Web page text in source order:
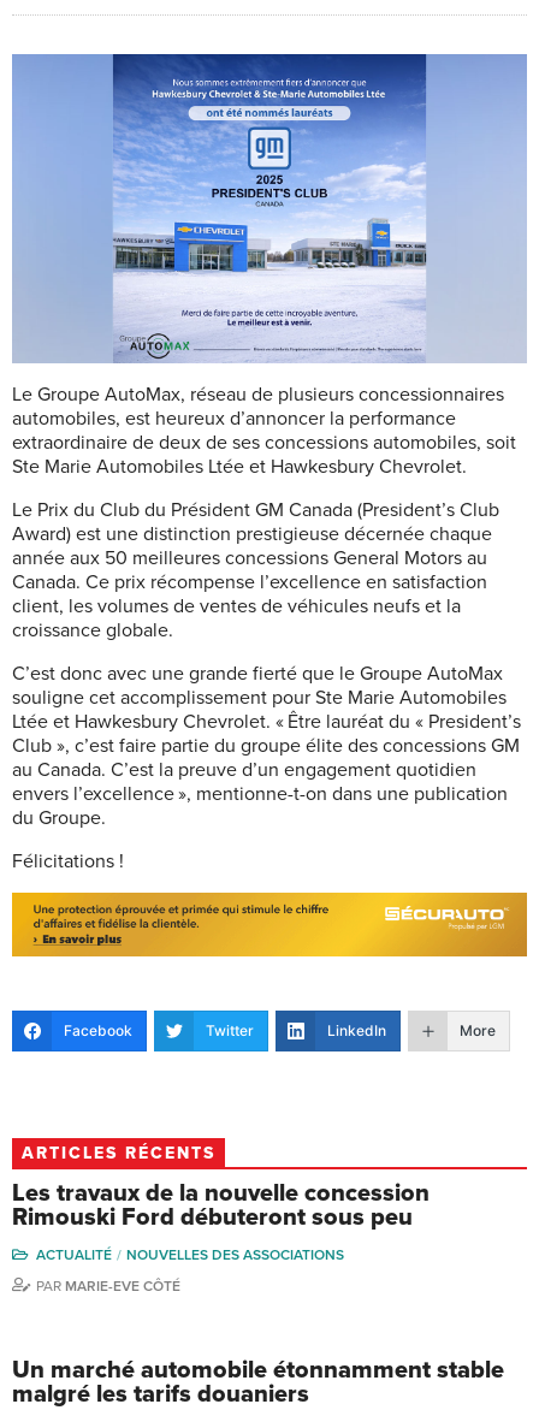
Le Groupe AutoMax, réseau de plusieurs concessionnaires
automobiles, est heureux d’annoncer la performance
extraordinaire de deux de ses concessions automobiles, soit
Ste Marie Automobiles Ltée et Hawkesbury Chevrolet.
Le Prix du Club du Président GM Canada (President’s Club
Award) est une distinction prestigieuse décernée chaque
année aux 50 meilleures concessions General Motors au
Canada. Ce prix récompense l’excellence en satisfaction
client, les volumes de ventes de véhicules neufs et la
croissance globale.
C’est donc avec une grande fierté que le Groupe AutoMax
souligne cet accomplissement pour Ste Marie Automobiles
Ltée et Hawkesbury Chevrolet. « Être lauréat du « President’s
Club », c’est faire partie du groupe élite des concessions GM
au Canada. C’est la preuve d’un engagement quotidien
envers l’excellence », mentionne-t-on dans une publication
du Groupe.
Félicitations !
Facebook Twitter LinkedIn More
ARTICLES RÉCENTS
Les travaux de la nouvelle concession
Rimouski Ford débuteront sous peu
ACTUALITÉ
NOUVELLES DES ASSOCIATIONS
PAR MARIE-EVE CÔTÉ
Un marché automobile étonnamment stable
malgré les tarifs douaniers